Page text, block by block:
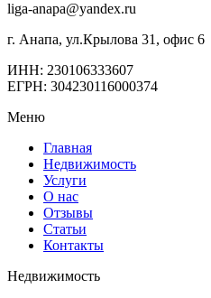
liga-anapa@yandex.ru
г. Анапа, ул.Крылова 31, офис 6
ИНН: 230106333607
ЕГРН: 304230116000374
Меню
Главная
Недвижимость
Услуги
О нас
Отзывы
Статьи
Контакты
Недвижимость